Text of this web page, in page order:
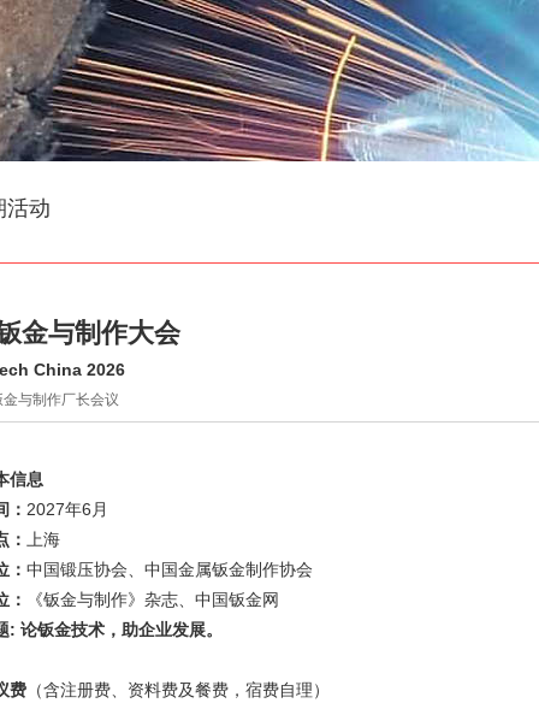
活动
金与制作大会
China 2026
与制作厂长会议
信息
： 2027年6月
：
上海
： 中国锻压协会、中国金属钣金制作协会
：
《钣金与制作》杂志、中国钣金网
: 论钣金技术，助企业发展。
费（含注册费、资料费及餐费，宿费自理）